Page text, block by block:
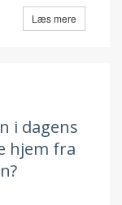
Læs mere
i dagens
hjem fra